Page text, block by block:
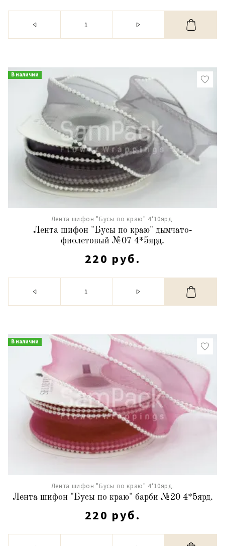
В наличии
Лента шифон "Бусы по краю" 4*10ярд.
Лента шифон "Бусы по краю" дымчато-
фиолетовый №07 4*5ярд.
220 руб.
В наличии
Лента шифон "Бусы по краю" 4*10ярд.
Лента шифон "Бусы по краю" барби №20 4*5ярд.
220 руб.